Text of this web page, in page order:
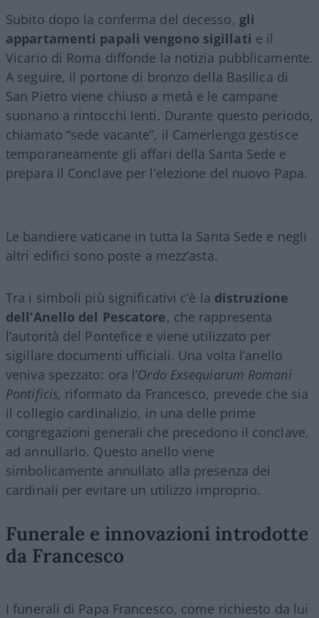
Subito dopo la conferma del decesso, gli
appartamenti papali vengono sigillati e il
Vicario di Roma diffonde la notizia pubblicamente.
A seguire, il portone di bronzo della Basilica di
San Pietro viene chiuso a metà e le campane
suonano a rintocchi lenti. Durante questo periodo,
chiamato “sede vacante”, il Camerlengo gestisce
temporaneamente gli affari della Santa Sede e
prepara il Conclave per l’elezione del nuovo Papa.
Le bandiere vaticane in tutta la Santa Sede e negli
altri edifici sono poste a mezz’asta.
Tra i simboli più significativi c’è la distruzione
dell’Anello del Pescatore, che rappresenta
l’autorità del Pontefice e viene utilizzato per
sigillare documenti ufficiali. Una volta l’anello
veniva spezzato: ora l’Ordo Exsequiarum Romani
Pontificis, riformato da Francesco, prevede che sia
il collegio cardinalizio, in una delle prime
congregazioni generali che precedono il conclave,
ad annullarlo. Questo anello viene
simbolicamente annullato alla presenza dei
cardinali per evitare un utilizzo improprio.
Funerale e innovazioni introdotte
da Francesco
I funerali di Papa Francesco, come richiesto da lui